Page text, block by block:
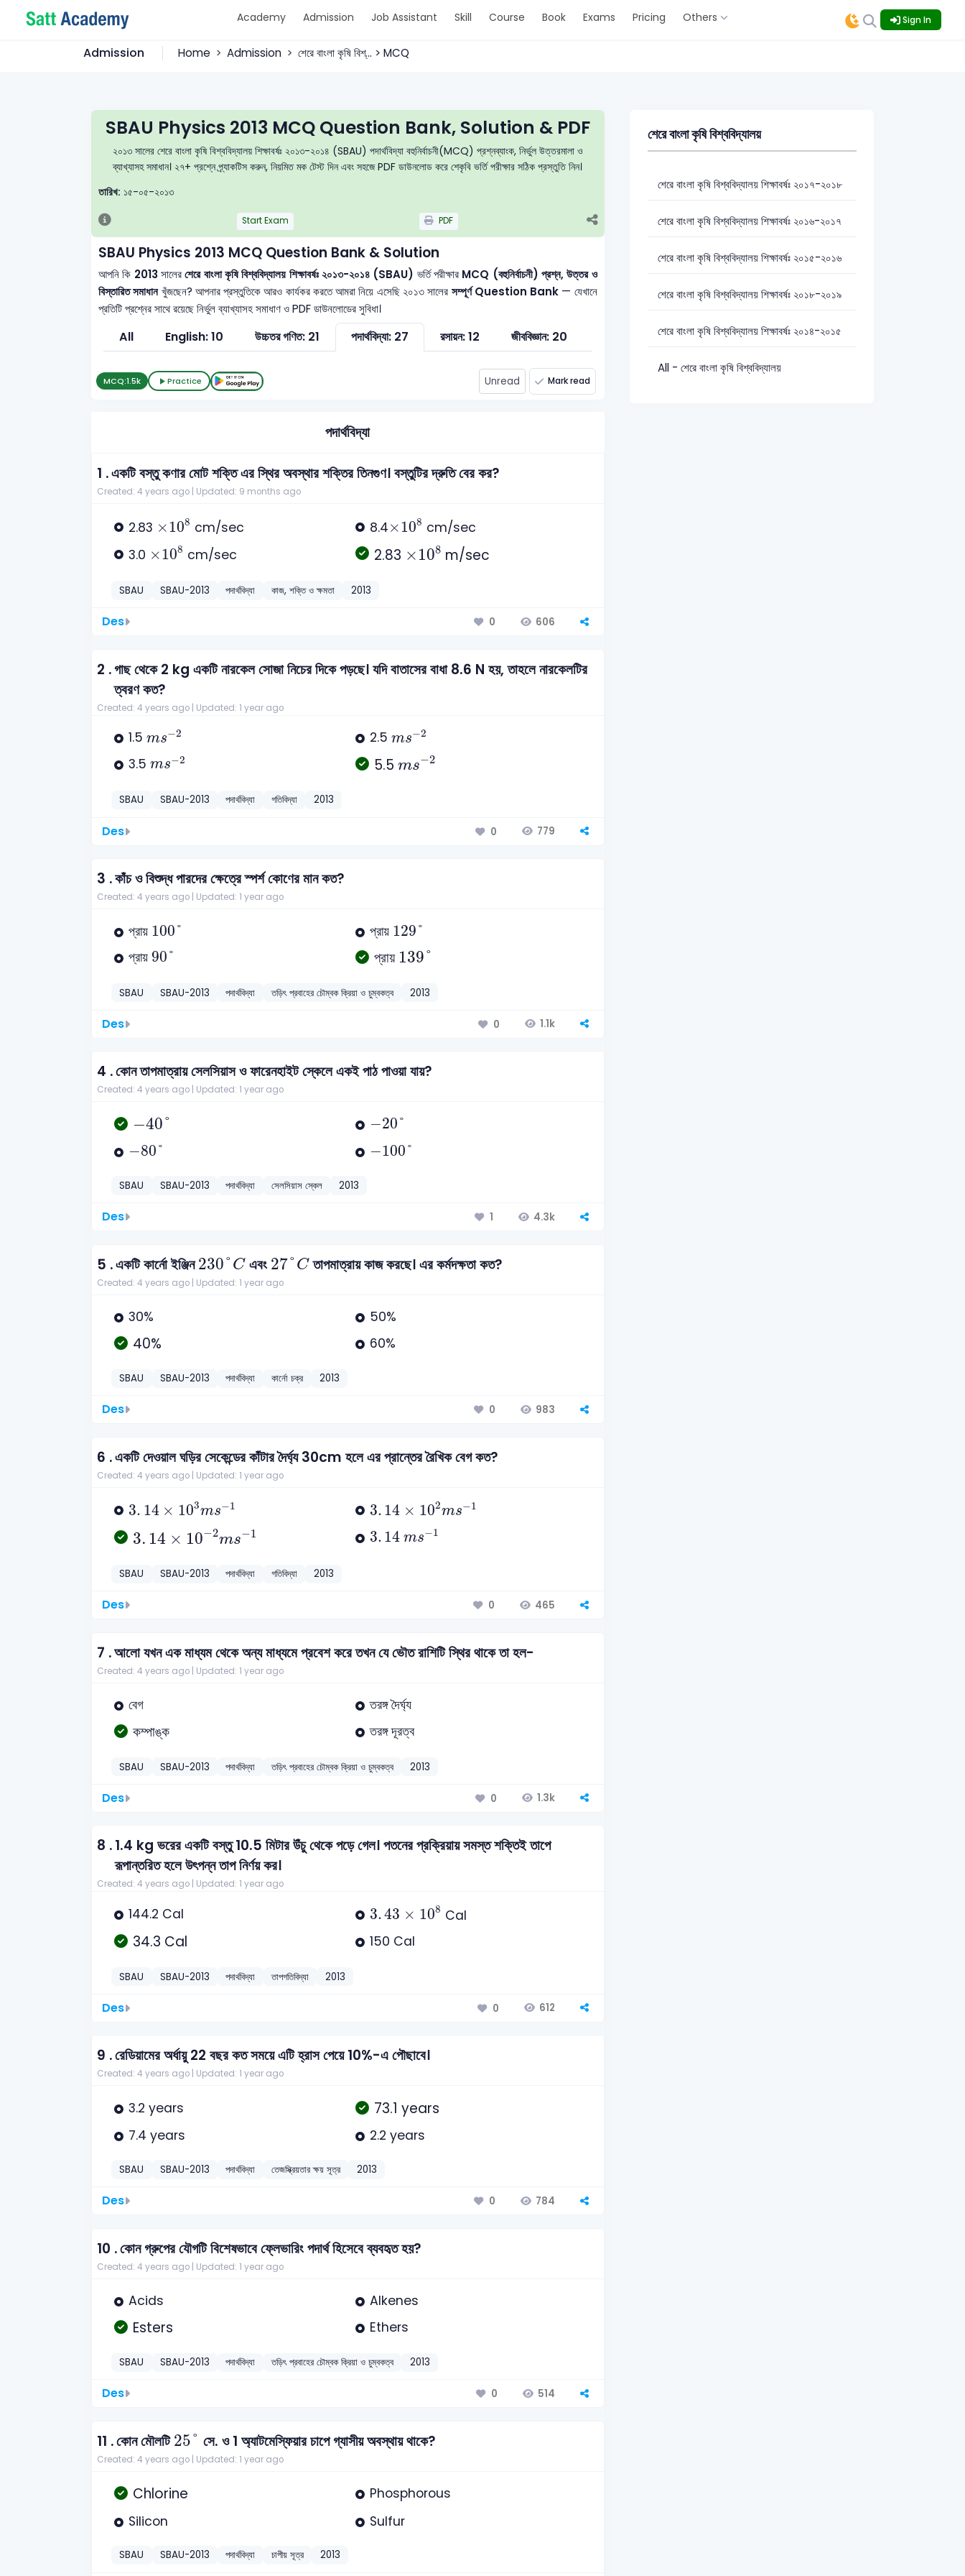
Academy Admission Job Assistant Skill Course Book Exams Pricing Others Sign In
Admission Home Admission শেরে বাংলা কৃষি বিশ্... > MCQ
SBAU Physics 2013 MCQ Question Bank, Solution & PDF
২০১৩ সালের শেরে বাংলা কৃষি বিশ্ববিদ্যালয় শিক্ষাবর্ষঃ ২০১৩-২০১৪ (SBAU) পদার্থবিদ্যা বহুনির্বাচনী(MCQ) প্রশ্নব্যাংক, নির্ভুল উত্তরমালা ও
ব্যাখ্যাসহ সমাধান। ২৭+ প্রশ্নে প্র্যাকটিস করুন, নিয়মিত মক টেস্ট দিন এবং সহজে PDF ডাউনলোড করে শেকৃবি ভর্তি পরীক্ষার সঠিক প্রস্তুতি নিন।
তারিখ: ১৫-০৫-২০১৩
Start Exam PDF
SBAU Physics 2013 MCQ Question Bank & Solution
আপনি কি 2013সালেরশেরে বাংলা কৃষি বিশ্ববিদ্যালয় শিক্ষাবর্ষঃ ২০১৩-২০১৪ (SBAU) ভর্তি পরীক্ষার MCQ (বহুনির্বাচনী) প্রশ্ন, উত্তর ও
বিস্তারিত সমাধানখুঁজছেন? আপনার প্রস্তুতিকে আরও কার্যকর করতে আমরা নিয়ে এসেছি ২০১৩ সালের সম্পূর্ণ Question Bank — যেখানে
প্রতিটি প্রশ্নের সাথে রয়েছে নির্ভুল ব্যাখ্যাসহ সমাধাণ ও PDF ডাউনলোডের সুবিধা।
All English: 10 উচ্চতর গণিত: 21 পদার্থবিদ্যা: 27 রসায়ন: 12 জীববিজ্ঞান: 20 তথ্য ও যোগাযোগ প্রযুক্তি: 1
MCQ:1.5k Practice Unread Mark read
পদার্থবিদ্যা
1 .একটি বস্তু কণার মোট শক্তি এর স্থির অবস্থার শক্তির তিনগুণ। বস্তুটির দ্রুতি বের কর?
Created: 4 years ago | Updated: 9 months ago
2.83 ×108
108 cm/sec 8.4×108
108 cm/sec
3.0 ×108
108 cm/sec 2.83 ×108
108 m/sec
SBAU SBAU-2013 পদার্থবিদ্যা কাজ, শক্তি ও ক্ষমতা 2013
Des 0 606
2 .গাছ থেকে 2 kg একটি নারকেল সোজা নিচের দিকে পড়ছে। যদি বাতাসের বাধা 8.6 N হয়, তাহলে নারকেলটির
ত্বরণ কত?
Created: 4 years ago | Updated: 1 year ago
1.5 ms−2
s-2 2.5 ms−2
s-2
3.5 ms−2
s-2 5.5 ms−2
s-2
SBAU SBAU-2013 পদার্থবিদ্যা গতিবিদ্যা 2013
Des 0 779
3 .কাঁচ ও বিশুদ্ধ পারদের ক্ষেত্রে স্পর্শ কোণের মান কত?
Created: 4 years ago | Updated: 1 year ago
প্রায় 100°
100° প্রায় 129°
129°
প্রায় 90°
90° প্রায় 139°
139°
SBAU SBAU-2013 পদার্থবিদ্যা তড়িৎ প্রবাহের চৌম্বক ক্রিয়া ও চুম্বকত্ব 2013
Des 0 1.1k
4 .কোন তাপমাত্রায় সেলসিয়াস ও ফারেনহাইট স্কেলে একই পাঠ পাওয়া যায়?
Created: 4 years ago | Updated: 1 year ago
−40°
40° −20°
20°
−80°
80° −100°
100°
SBAU SBAU-2013 পদার্থবিদ্যা সেলসিয়াস স্কেল 2013
Des 1 4.3k
5 .একটি কার্নো ইঞ্জিন230° C
230°Cএবং 27° C
27°Cতাপমাত্রায় কাজ করছে। এর কর্মদক্ষতা কত?
Created: 4 years ago | Updated: 1 year ago
30% 50%
40% 60%
SBAU SBAU-2013 পদার্থবিদ্যা কার্নো চক্র 2013
Des 0 983
6 .একটি দেওয়াল ঘড়ির সেকেন্ডের কাঁটার দৈর্ঘ্য 30cm হলে এর প্রান্তের রৈখিক বেগ কত?
Created: 4 years ago | Updated: 1 year ago
3. 14 × 103ms−1
3 14× 103m 1 3. 14 × 102ms−1
3 14× 102m 1
3. 14 × 10−2ms−1
3 14× 10-2m 1 3. 14 ms−1
3 14 -1
SBAU SBAU-2013 পদার্থবিদ্যা গতিবিদ্যা 2013
Des 0 465
7 .আলো যখন এক মাধ্যম থেকে অন্য মাধ্যমে প্রবেশ করে তখন যে ভৌত রাশিটি স্থির থাকে তা হল-
Created: 4 years ago | Updated: 1 year ago
বেগ তরঙ্গ দৈর্ঘ্য
কম্পাঙ্ক তরঙ্গ দূরত্ব
SBAU SBAU-2013 পদার্থবিদ্যা তড়িৎ প্রবাহের চৌম্বক ক্রিয়া ও চুম্বকত্ব 2013
Des 0 1.3k
8 .1.4 kg ভরের একটি বস্তু 10.5 মিটার উঁচু থেকে পড়ে গেল। পতনের প্রক্রিয়ায় সমস্ত শক্তিই তাপে
রূপান্তরিত হলে উৎপন্ন তাপ নির্ণয় কর।
Created: 4 years ago | Updated: 1 year ago
144.2 Cal 3.43 × 108
3 43 108 Cal
34.3 Cal 150 Cal
SBAU SBAU-2013 পদার্থবিদ্যা তাপগতিবিদ্যা 2013
Des 0 612
9 .রেডিয়ামের অর্ধায়ু 22 বছর কত সময়ে এটি হ্রাস পেয়ে 10%-এ পৌছাবে।
Created: 4 years ago | Updated: 1 year ago
3.2 years 73.1 years
7.4 years 2.2 years
SBAU SBAU-2013 পদার্থবিদ্যা তেজস্ক্রিয়তার ক্ষয় সূত্র 2013
Des 0 784
10 .কোন গ্রুপের যৌগটি বিশেষভাবে ফ্লেভারিং পদার্থ হিসেবে ব্যবহৃত হয়?
Created: 4 years ago | Updated: 1 year ago
Acids Alkenes
Esters Ethers
SBAU SBAU-2013 পদার্থবিদ্যা তড়িৎ প্রবাহের চৌম্বক ক্রিয়া ও চুম্বকত্ব 2013
Des 0 514
11 .কোন মৌলটি25°
25° সে. ও 1 অ্যাটমেস্ফিয়ার চাপে গ্যাসীয় অবস্থায় থাকে?
Created: 4 years ago | Updated: 1 year ago
Chlorine
Phosphorous
Silicon
Sulfur
SBAU SBAU-2013 পদার্থবিদ্যা চাপীয় সূত্র 2013
শেরে বাংলা কৃষি বিশ্ববিদ্যালয়
শেরে বাংলা কৃষি বিশ্ববিদ্যালয় শিক্ষাবর্ষঃ ২০১৭-২০১৮
শেরে বাংলা কৃষি বিশ্ববিদ্যালয় শিক্ষাবর্ষঃ ২০১৬-২০১৭
শেরে বাংলা কৃষি বিশ্ববিদ্যালয় শিক্ষাবর্ষঃ ২০১৫-২০১৬
শেরে বাংলা কৃষি বিশ্ববিদ্যালয় শিক্ষাবর্ষঃ ২০১৮-২০১৯
শেরে বাংলা কৃষি বিশ্ববিদ্যালয় শিক্ষাবর্ষঃ ২০১৪-২০১৫
All - শেরে বাংলা কৃষি বিশ্ববিদ্যালয়